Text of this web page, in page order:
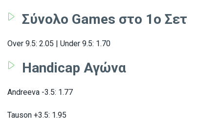
Σύνολο Games στο 1ο Σετ
Over 9.5: 2.05 | Under 9.5: 1.70
Handicap Αγώνα
Andreeva -3.5: 1.77
Tauson +3.5: 1.95